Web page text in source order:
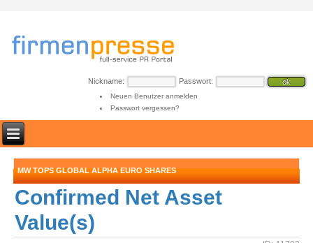
Nickname: Passwort:
Neuen Benutzer anmelden
Passwort vergessen?
MW TOPS GLOBAL ALPHA EURO SHARES
Confirmed Net Asset
Value(s)